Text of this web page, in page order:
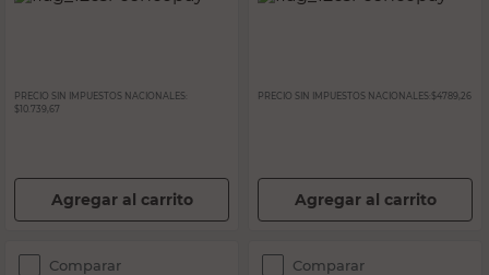
PRECIO SIN IMPUESTOS NACIONALES:
$10.739,67
Agregar al carrito
PRECIO SIN IMPUESTOS NACIONALES: $4789,26
Agregar al carrito
Comparar Comparar